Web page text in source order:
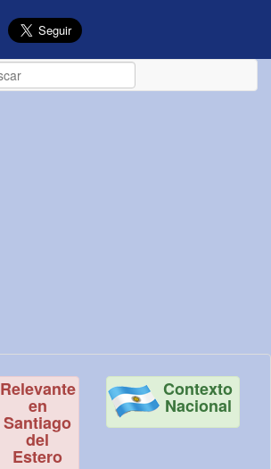
Relevante
en
Santiago
del
Estero
Contexto
Nacional